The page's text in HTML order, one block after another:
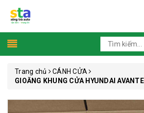
Trang chủ
CÁNH CỬA
GIOĂNG KHUNG CỬA HYUNDAI AVANTE